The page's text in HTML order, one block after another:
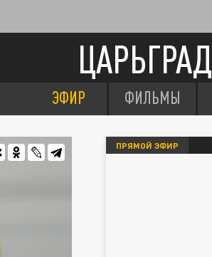
ЦАРЬГРАД
ЭФИР ФИЛЬМЫ
ПРЯМОЙ ЭФИР